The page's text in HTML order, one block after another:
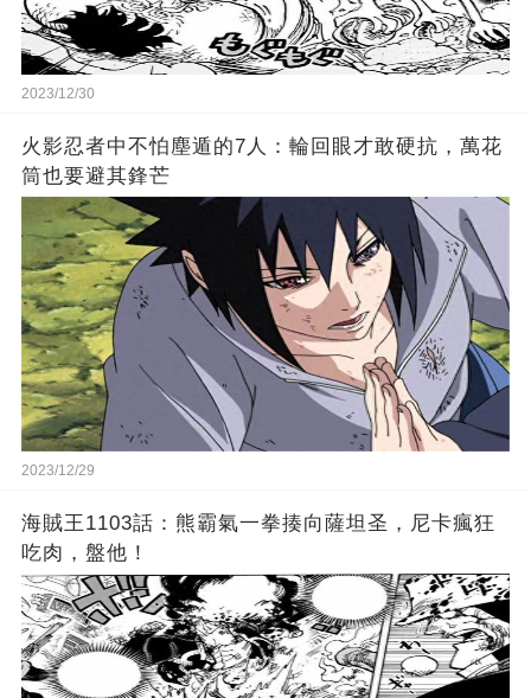
2023/12/30
火影忍者中不怕塵遁的7人：輪回眼才敢硬抗，萬花
筒也要避其鋒芒
2023/12/29
海賊王1103話：熊霸氣一拳揍向薩坦圣，尼卡瘋狂
吃肉，盤他！